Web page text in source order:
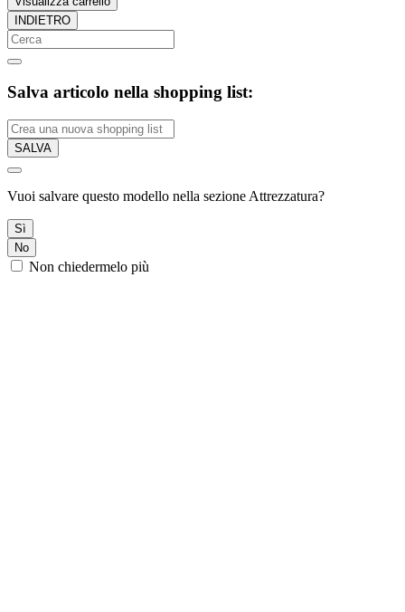
INDIETRO
Salva articolo nella shopping list:
SALVA
Vuoi salvare questo modello nella sezione Attrezzatura?
Sì
No
Non chiedermelo più